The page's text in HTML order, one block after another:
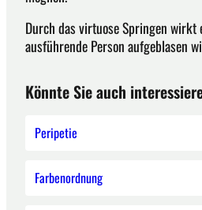
Durch das virtuose Springen wirkt
ausführende Person aufgeblasen
Könnte Sie auch
Peripetie
Farbenordnung